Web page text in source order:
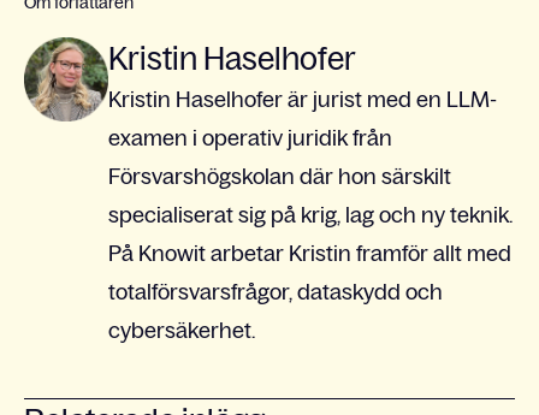
Kristin Haselhofer
Kristin Haselhofer är jurist med en LLM-
examen i operativ juridik från
Försvarshögskolan där hon särskilt
specialiserat sig på krig, lag och ny teknik.
På Knowit arbetar Kristin framför allt med
totalförsvarsfrågor, dataskydd och
cybersäkerhet.